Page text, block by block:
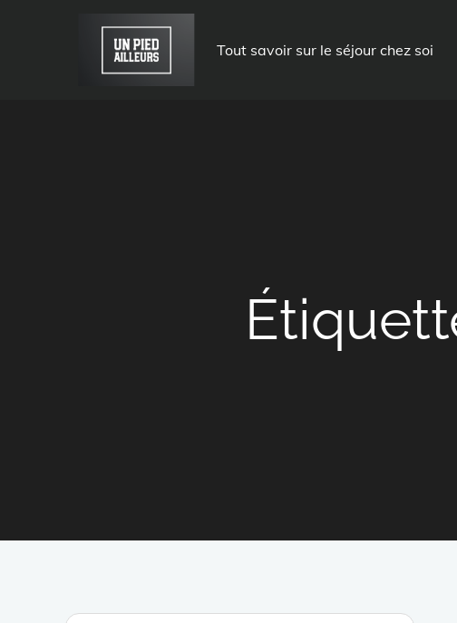
Tout savoir sur le séjour chez soi